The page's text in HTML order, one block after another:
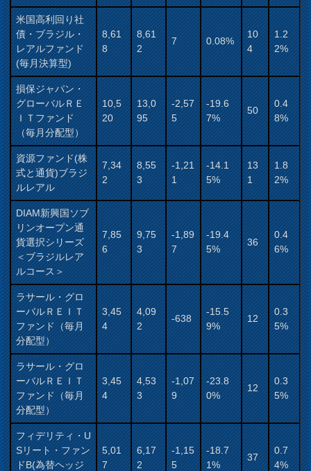
米国高利回り社
債・ブラジル・
レアルファンド
(毎月決算型)
8,61
8
8,61
2
7 0.08%
10
4
1.2
2%
損保ジャパン・
グローバルＲＥ
ＩＴファンド
（毎月分配型）
10,5
20
13,0
95
-2,57
5
-19.6
7%
50
0.4
8%
資源ファンド(株
式と通貨)ブラジ
ルレアル
7,34
2
8,55
3
-1,21
1
-14.1
5%
13
1
1.8
2%
DIAM新興国ソブ
リンオープン通
貨選択シリーズ
＜ブラジルレア
ルコース＞
7,85
6
9,75
3
-1,89
7
-19.4
5%
36
0.4
6%
ラサール・グロ
ーバルＲＥＩＴ
ファンド（毎月
分配型）
3,45
4
4,09
2
-638
-15.5
9%
12
0.3
5%
ラサール・グロ
ーバルＲＥＩＴ
ファンド（毎月
分配型）
3,45
4
4,53
3
-1,07
9
-23.8
0%
12
0.3
5%
フィデリティ・U
Sリート・ファン
ドB(為替ヘッジ
5,01
7
6,17
2
-1,15
5
-18.7
1%
37
0.7
4%